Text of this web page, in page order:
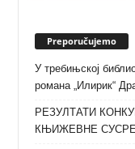
Preporučujemo
У требињској
романа „Илирик“
РЕЗУЛТАТИ
КЊИЖЕВНЕ